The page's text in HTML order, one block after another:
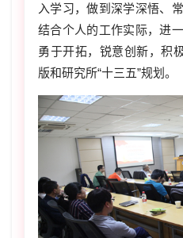
入学习，做到深学深悟、
结合个人的工作实际，进
勇于开拓，锐意创新，积
版和研究所“十三五”规划。